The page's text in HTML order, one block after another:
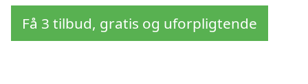
Få 3 tilbud, gratis og uforpligtende